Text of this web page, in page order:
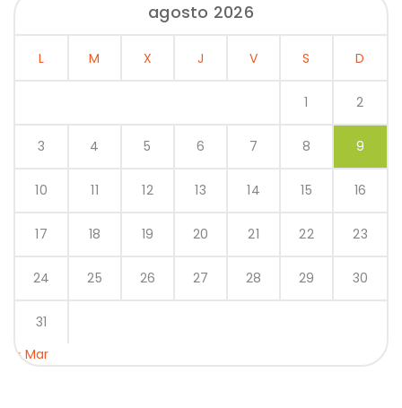
agosto 2026
L M X J V S D
1 2
3 4 5 6 7 8 9
10 11 12 13 14 15 16
17 18 19 20 21 22 23
24 25 26 27 28 29 30
31
« Mar